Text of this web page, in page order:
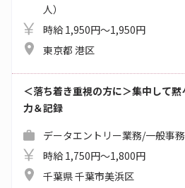
人）
時給 1,950円～1,950円
東京都 港区
＜落ち着き重視の方に＞集中して
力＆記録
データエントリー業務/一般事
時給 1,750円～1,800円
千葉県 千葉市美浜区